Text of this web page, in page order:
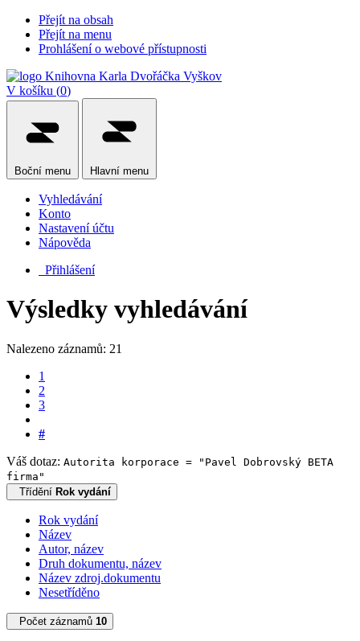
Přejít na obsah
Přejít na menu
Prohlášení o webové přístupnosti
V košíku (0)
Boční menu Hlavní menu
Vyhledávání
Konto
Nastavení účtu
Nápověda
Přihlášení
Výsledky vyhledávání
Nalezeno záznamů: 21
1
2
3
#
Váš dotaz: Autorita korporace = "Pavel Dobrovský BETA
firma"
Třídění Rok vydání
Rok vydání
Název
Autor, název
Druh dokumentu, název
Název zdroj.dokumentu
Nesetříděno
Počet záznamů 10